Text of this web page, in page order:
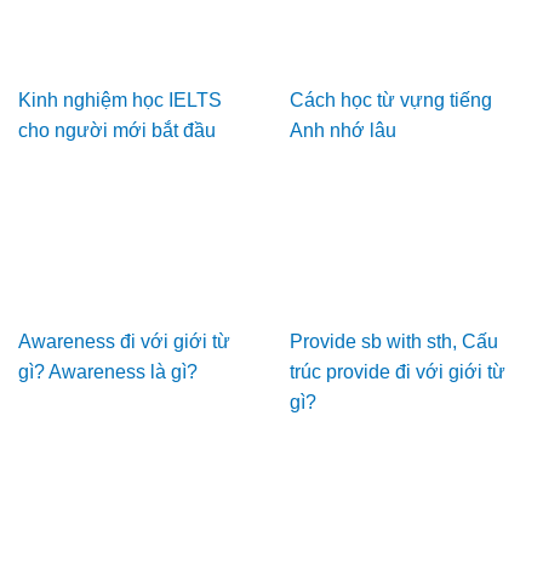
Kinh nghiệm học IELTS
cho người mới bắt đầu
Cách học từ vựng tiếng
Anh nhớ lâu
Awareness đi với giới từ
gì? Awareness là gì?
Provide sb with sth, Cấu
trúc provide đi với giới từ
gì?